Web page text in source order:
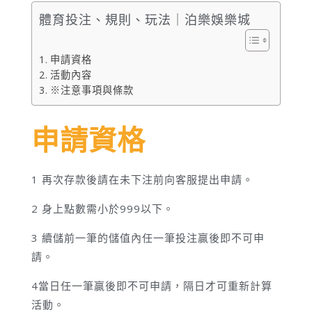
體育投注、規則、玩法｜泊樂娛樂城
申請資格
活動內容
※注意事項與條款
申請資格
1 再次存款後請在未下注前向客服提出申請。
2 身上點數需小於999以下。
3 續儲前一筆的儲值內任一筆投注贏後即不可申
請。
4當日任一筆贏後即不可申請，隔日才可重新計算
活動。